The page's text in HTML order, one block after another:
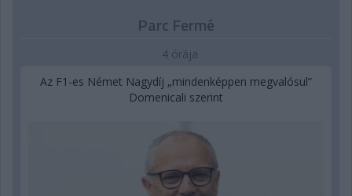
Parc Fermé
4 órája
Az F1-es Német Nagydíj „mindenképpen megvalósul”
Domenicali szerint